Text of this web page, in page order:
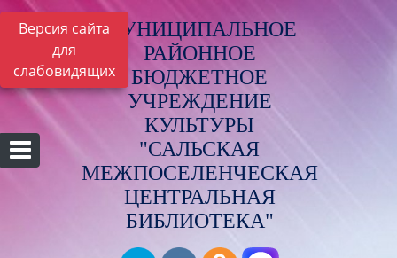
Версия сайта
для
слабовидящих
МУНИЦИПАЛЬНОЕ
РАЙОННОЕ
БЮДЖЕТНОЕ
УЧРЕЖДЕНИЕ
КУЛЬТУРЫ
"САЛЬСКАЯ
МЕЖПОСЕЛЕНЧЕСКАЯ
ЦЕНТРАЛЬНАЯ
БИБЛИОТЕКА"